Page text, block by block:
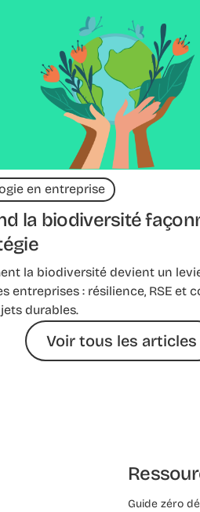
en entreprise
la biodiversité
la biodiversité devient un
entreprises : résilience, RSE et
durables.
Voir tous les articles
Guide zéro